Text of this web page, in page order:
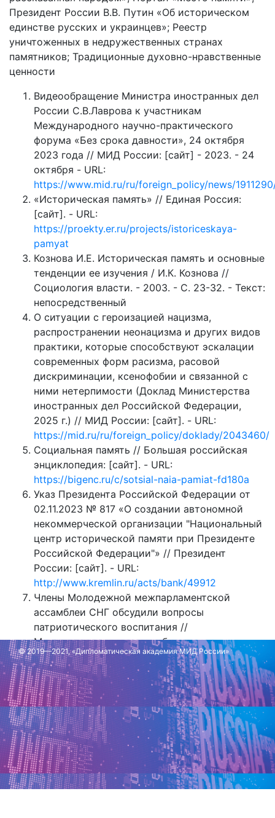
Президент России В.В. Путин «Об историческом
единстве русских и украинцев»; Реестр
уничтоженных в недружественных странах
памятников; Традиционные духовно-нравственные
ценности
Видеообращение Министра иностранных дел
России С.В.Лаврова к участникам
Международного научно-практического
форума «Без срока давности», 24 октября
2023 года // МИД России: [сайт] - 2023. - 24
октября - URL:
https://www.mid.ru/ru/foreign_policy/news/
«Историческая память» // Единая Россия:
[сайт]. - URL:
https://proekty.er.ru/projects/istoriceskaya-
pamyat
Кознова И.Е. Историческая память и основные
тенденции ее изучения / И.К. Кознова //
Социология власти. - 2003. - С. 23-32. - Текст:
непосредственный
О ситуации с героизацией нацизма,
распространении неонацизма и других видов
практики, которые способствуют эскалации
современных форм расизма, расовой
дискриминации, ксенофобии и связанной с
ними нетерпимости (Доклад Министерства
иностранных дел Российской Федерации,
2025 г.) // МИД России: [сайт]. - URL:
https://mid.ru/ru/foreign_policy/doklady/2043460/
Социальная память // Большая российская
энциклопедия: [сайт]. - URL:
https://bigenc.ru/c/sotsial-naia-pamiat-fd180a
Указ Президента Российской Федерации от
02.11.2023 № 817 «О создании автономной
некоммерческой организации "Национальный
центр исторической памяти при Президенте
Российской Федерации"» // Президент
России: [сайт]. - URL:
http://www.kremlin.ru/acts/bank/49912
Члены Молодежной межпарламентской
ассамблеи СНГ обсудили вопросы
патриотического воспитания //
Межпарламентская ассамблея государств
СНГ: [сайт]. - 2020. - 09 октября - URL:
https://iacis.ru/novosti/
Обновлено: 1 октября 2025 г.
© 2019—2021, «Дипломатическая академия МИД России»